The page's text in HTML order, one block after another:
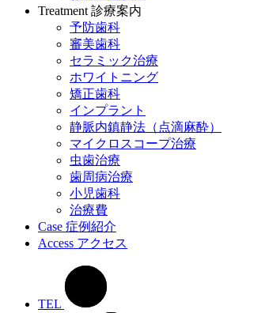
Treatment 診療案内
予防歯科
審美歯科
セラミック治療
ホワイトニング
矯正歯科
インプラント
静脈内鎮静法（点滴麻酔）
マイクロスコープ治療
虫歯治療
歯周病治療
小児歯科
治療費
Case 症例紹介
Access アクセス
TEL